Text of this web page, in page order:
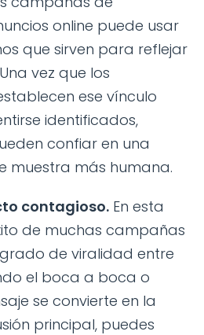
online puede usar
que sirven para reflejar
vez que los
ese vínculo
identificados,
confiar en una
muestra más humana.
contagioso. En esta
de muchas campañas
de viralidad entre
el boca a boca o
se convierte en la
principal, puedes